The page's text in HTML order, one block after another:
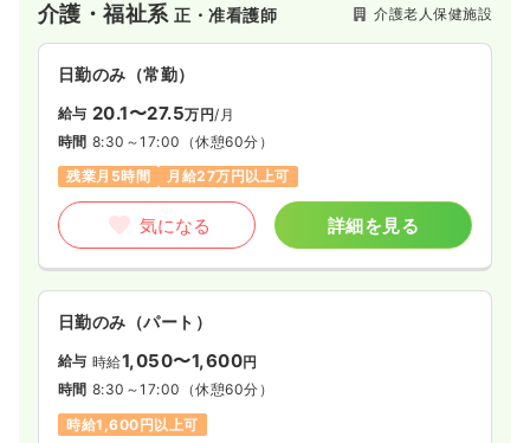
介護・福祉系正・准看護師 介護老人保健施設
日勤のみ（常勤）
給与 20.1〜27.5万円/月
時間 8:30～17:00 （休憩60分）
残業月5時間
月給27万円以上可
気になる 詳細を見る
日勤のみ（パート）
給与 時給1,050〜1,600円
時間 8:30～17:00 （休憩60分）
時給1,600円以上可